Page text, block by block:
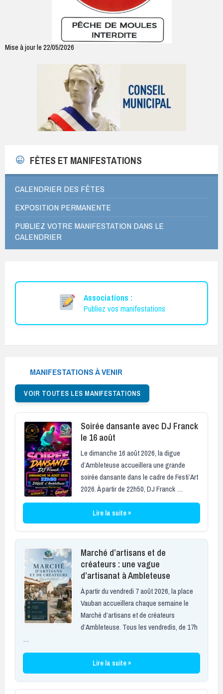
Mise à jour le 22/05/2026
FÊTES ET MANIFESTATIONS
CALENDRIER DES FÊTES
EXPOSITION PERMANENTE
PUBLIEZ VOTRE MANIFESTATION DANS LE
CALENDRIER
Associations :
Publiez vos manifestations
MANIFESTATIONS À VENIR
VOIR TOUTES LES MANIFESTATIONS
Soirée dansante avec DJ Franck
le 16 août
Le dimanche 16 août 2026, la digue
d’Ambleteuse accueillera une grande
soirée dansante dans le cadre de Festi’Art
2026. À partir de 22h50, DJ Franck …
Lire la suite »
Marché d’artisans et de
créateurs : une vague
d’artisanat à Ambleteuse
À partir du vendredi 7 août 2026, la place
Vauban accueillera chaque semaine le
Marché d’artisans et de créateurs
d’Ambleteuse. Tous les vendredis, de 17h
…
Lire la suite »